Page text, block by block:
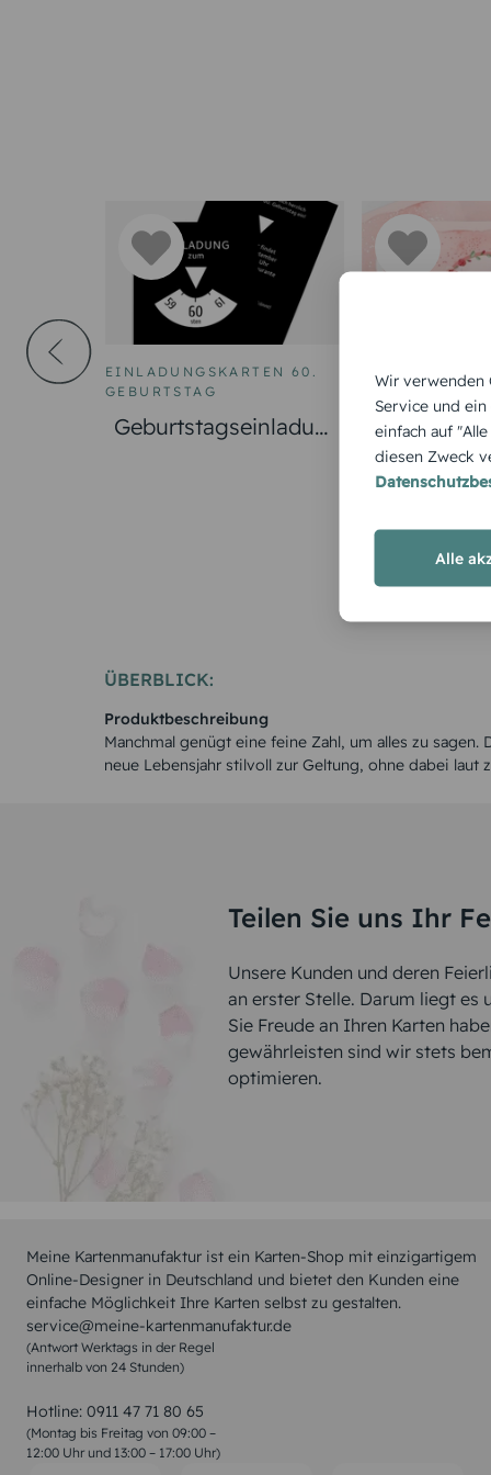
EINLADUNGSKARTEN 60.
GEBURTSTAG
Geburtstagseinladun
GEBURTSTAG
Einladung
Rosen
ÜBERBLICK:
Produktbeschreibung
Manchmal genügt eine feine Zahl, um alles zu sagen.
neue Lebensjahr stilvoll zur Geltung, ohne dabei laut
Teilen Sie uns Ihr
Unsere Kunden und deren
an erster Stelle. Darum liegt es
Sie Freude an Ihren Karten
gewährleisten sind wir stets
optimieren.
Meine Kartenmanufaktur ist ein Karten-Shop mit einzigartigem
Online-Designer in Deutschland und bietet den Kunden eine
einfache Möglichkeit Ihre Karten selbst zu gestalten.
service@meine-kartenmanufaktur.de
(Antwort Werktags in der Regel
innerhalb von 24 Stunden)
Hotline: 0911 47 71 80 65
(Montag bis Freitag von 09:00 –
12:00 Uhr und 13:00 – 17:00 Uhr)
Wir verwenden
Service und
einfach auf
diesen Zweck
Alle